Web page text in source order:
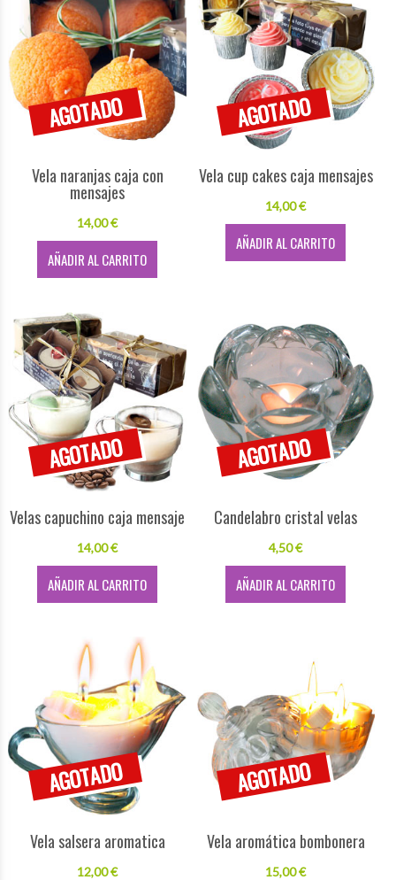
Vela naranjas caja con
mensajes
14,00 €
AÑADIR AL CARRITO
Vela cup cakes caja mensajes
14,00 €
AÑADIR AL CARRITO
Velas capuchino caja mensaje
14,00 €
AÑADIR AL CARRITO
Candelabro cristal velas
4,50 €
AÑADIR AL CARRITO
Vela salsera aromatica
12,00 €
Vela aromática bombonera
15,00 €